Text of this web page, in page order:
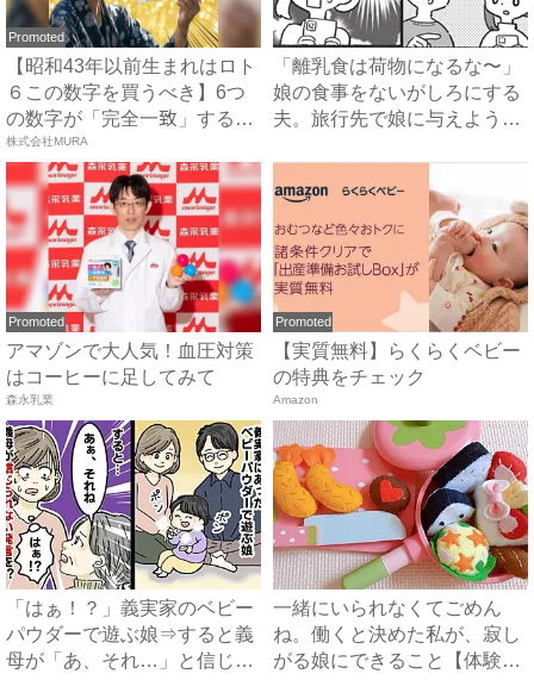
Promoted
【昭和43年以前生まれはロト
６この数字を買うべき】6つ
の数字が「完全一致」する
方...
株式会社MURA
「離乳食は荷物になるな〜」
娘の食事をないがしろにする
夫。旅行先で娘に与えようと
Promoted
アマゾンで大人気！血圧対策
はコーヒーに足してみて
森永乳業
Promoted
【実質無料】らくらくベビー
の特典をチェック
Amazon
「はぁ！？」義実家のベビー
パウダーで遊ぶ娘⇒すると義
母が「あ、それ…」と信じら
一緒にいられなくてごめん
ね。働くと決めた私が、寂し
がる娘にできること【体験